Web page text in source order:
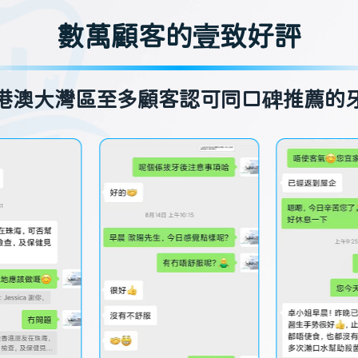
數萬顧客的壹致好評
澳大灣區至多顧客認可同口碑推薦的